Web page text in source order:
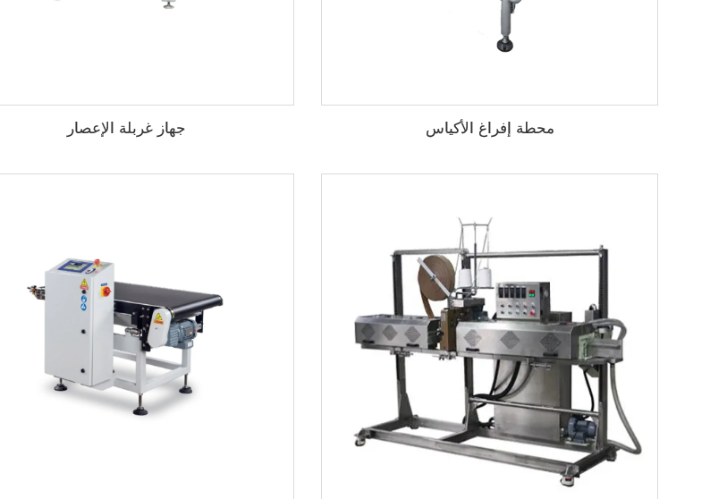
محطة إفراغ الأكياس جهاز غربلة الإعصار